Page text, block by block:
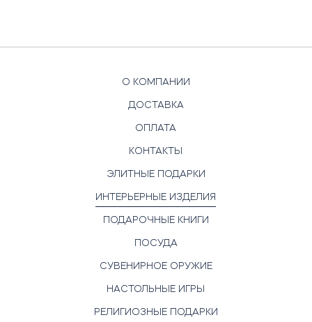
О КОМПАНИИ
ДОСТАВКА
ОПЛАТА
КОНТАКТЫ
ЭЛИТНЫЕ ПОДАРКИ
ИНТЕРЬЕРНЫЕ ИЗДЕЛИЯ
ПОДАРОЧНЫЕ КНИГИ
ПОСУДА
СУВЕНИРНОЕ ОРУЖИЕ
НАСТОЛЬНЫЕ ИГРЫ
РЕЛИГИОЗНЫЕ ПОДАРКИ